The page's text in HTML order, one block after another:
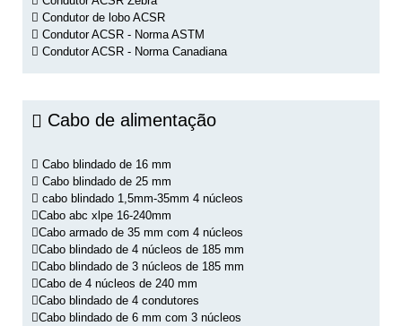
Condutor de lobo ACSR
Condutor ACSR - Norma ASTM
Condutor ACSR - Norma Canadiana
Cabo de alimentação
Cabo blindado de 16 mm
Cabo blindado de 25 mm
cabo blindado 1,5mm-35mm 4 núcleos
Cabo abc xlpe 16-240mm
Cabo armado de 35 mm com 4 núcleos
Cabo blindado de 4 núcleos de 185 mm
Cabo blindado de 3 núcleos de 185 mm
Cabo de 4 núcleos de 240 mm
Cabo blindado de 4 condutores
Cabo blindado de 6 mm com 3 núcleos